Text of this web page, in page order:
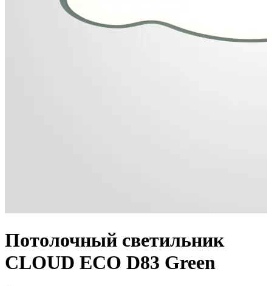
Потолочный светильник
CLOUD ECO D83 Green